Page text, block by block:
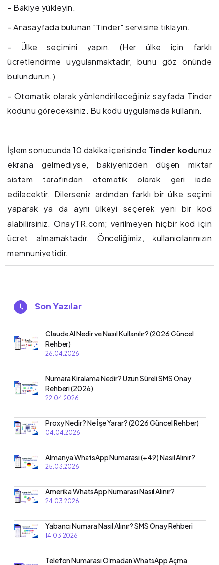
- Bakiye yükleyin.
- Anasayfada bulunan "Tinder" servisine tıklayın.
- Ülke seçimini yapın. (Her ülke için farklı
ücretlendirme uygulanmaktadır, bunu göz önünde
bulundurun.)
- Otomatik olarak yönlendirileceğiniz sayfada Tinder
kodunu göreceksiniz. Bu kodu uygulamada kullanın.
İşlem sonucunda 10 dakika içerisinde Tinder kodunuz
ekrana gelmediyse, bakiyenizden düşen miktar
sistem tarafından otomatik olarak geri iade
edilecektir. Dilerseniz ardından farklı bir ülke seçimi
yaparak ya da aynı ülkeyi seçerek yeni bir kod
alabilirsiniz. OnayTR.com; verilmeyen hiçbir kod için
ücret almamaktadır. Önceliğimiz, kullanıcılarımızın
memnuniyetidir.
Son Yazılar
Claude AI Nedir ve Nasıl Kullanılır? (2026 Güncel
Rehber)
26.04.2026
Numara Kiralama Nedir? Uzun Süreli SMS Onay
Rehberi (2026)
22.04.2026
Proxy Nedir? Ne İşe Yarar? (2026 Güncel Rehber)
04.04.2026
Almanya WhatsApp Numarası (+49) Nasıl Alınır?
25.03.2026
Amerika WhatsApp Numarası Nasıl Alınır?
24.03.2026
Yabancı Numara Nasıl Alınır? SMS Onay Rehberi
14.03.2026
Telefon Numarası Olmadan WhatsApp Açma